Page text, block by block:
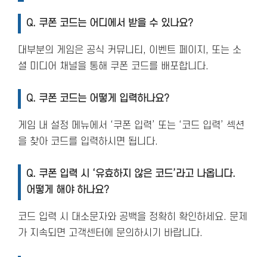
Q. 쿠폰 코드는 어디에서 받을 수 있나요?
대부분의 게임은 공식 커뮤니티, 이벤트 페이지, 또는 소
셜 미디어 채널을 통해 쿠폰 코드를 배포합니다.
Q. 쿠폰 코드는 어떻게 입력하나요?
게임 내 설정 메뉴에서 ‘쿠폰 입력’ 또는 ‘코드 입력’ 섹션
을 찾아 코드를 입력하시면 됩니다.
Q. 쿠폰 입력 시 ‘유효하지 않은 코드’라고 나옵니다.
어떻게 해야 하나요?
코드 입력 시 대소문자와 공백을 정확히 확인하세요. 문제
가 지속되면 고객센터에 문의하시기 바랍니다.